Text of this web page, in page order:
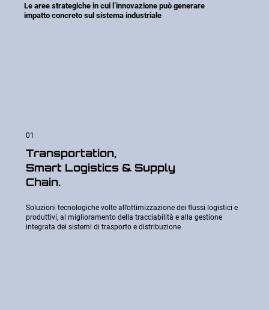
Le aree strategiche in cui l’innovazione può generare
impatto concreto sul sistema industriale
01
Transportation,
Smart Logistics & Supply
Chain.
Soluzioni tecnologiche volte all’ottimizzazione dei flussi logistici e
produttivi, al miglioramento della tracciabilità e alla gestione
integrata dei sistemi di trasporto e distribuzione